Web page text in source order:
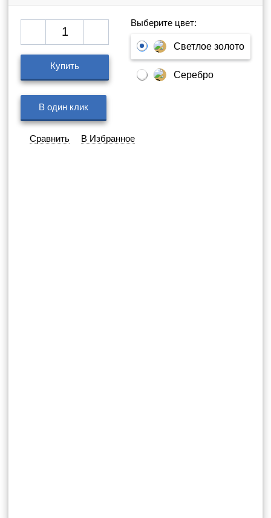
Выберите цвет:
Светлое золото
Серебро
Купить
В один клик
Сравнить В Избранное